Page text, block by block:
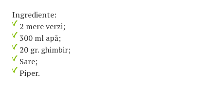
Ingrediente:
2 mere verzi;
300 ml apă;
20 gr. ghimbir;
Sare;
Piper.